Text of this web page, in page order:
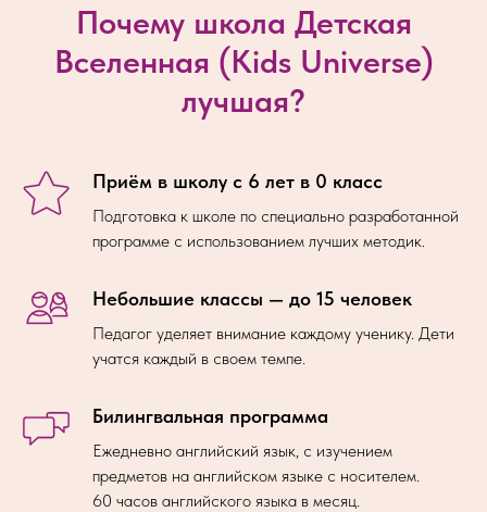
Почему школа Детская
Вселенная (Kids Universe)
лучшая?
Приём в школу с 6 лет в 0 класс
Подготовка к школе по специально разработанной
программе с использованием лучших методик.
Небольшие классы — до 15 человек
Педагог уделяет внимание каждому ученику. Дети
учатся каждый в своем темпе.
Билингвальная программа
Ежедневно английский язык, с изучением
предметов на английском языке с носителем.
60 часов английского языка в месяц.